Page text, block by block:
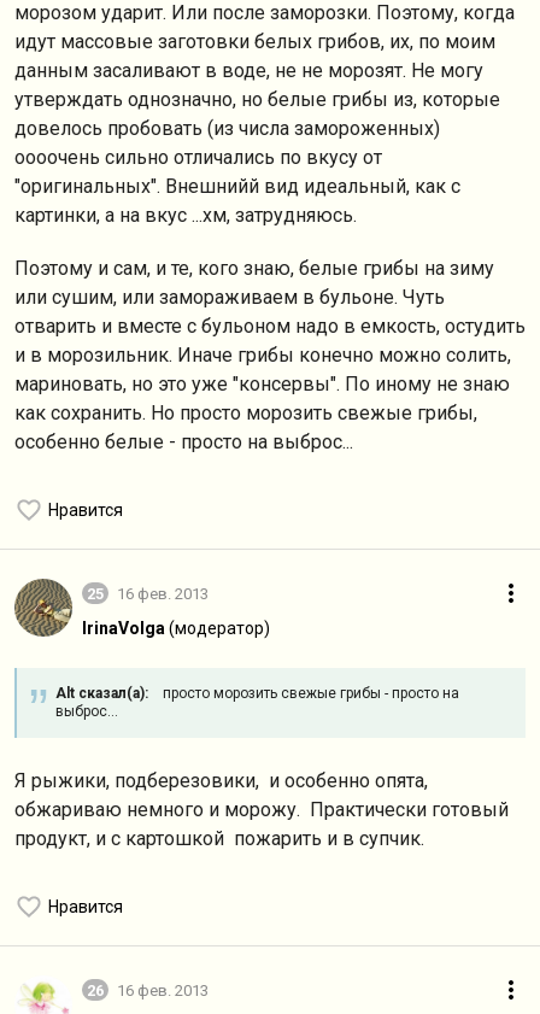
морозом ударит. Или после заморозки. Поэтому, когда
идут массовые заготовки белых грибов, их, по моим
данным засаливают в воде, не не морозят. Не могу
утверждать однозначно, но белые грибы из, которые
довелось пробовать (из числа замороженных)
оооочень сильно отличались по вкусу от
"оригинальных". Внешнийй вид идеальный, как с
картинки, а на вкус ...хм, затрудняюсь.
Поэтому и сам, и те, кого знаю, белые грибы на зиму
или сушим, или замораживаем в бульоне. Чуть
отварить и вместе с бульоном надо в емкость, остудить
и в морозильник. Иначе грибы конечно можно солить,
мариновать, но это уже "консервы". По иному не знаю
как сохранить. Но просто морозить свежые грибы,
особенно белые - просто на выброс...
Нравится
25 16 фев. 2013
IrinaVolga (модератор)
Alt сказал(а): просто морозить свежые грибы - просто на
выброс...
Я рыжики, подберезовики, и особенно опята,
обжариваю немного и морожу. Практически готовый
продукт, и с картошкой пожарить и в супчик.
Нравится
26 16 фев. 2013